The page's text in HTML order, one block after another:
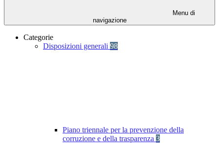
Menu di
navigazione
Categorie
Disposizioni generali 98
Piano triennale per la prevenzione della
corruzione e della trasparenza 3